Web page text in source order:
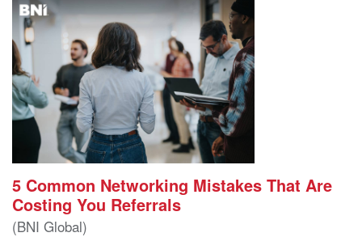
5 Common Networking Mistakes That Are
Costing You Referrals
(BNI Global)